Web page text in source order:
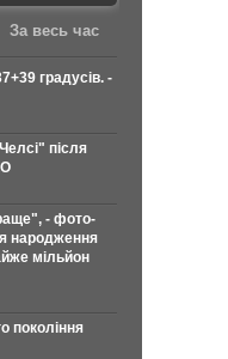
За весь час
градусів. -
після
- фото-
народження
мільйон
покоління